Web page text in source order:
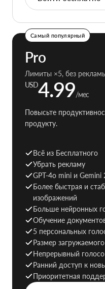
Самый популярный
Pro
Лимиты ×5, без
USD4.99/мес
Повысьте
продукту.
Всё из Бесплатного
Убрать рекламу
GPT-4o mini и Gemini
Более быстрая и
изображений
Больше нейронных
Обучение
5 персональных
Размер
Непрерывный
Ранний доступ к
Приоритетная